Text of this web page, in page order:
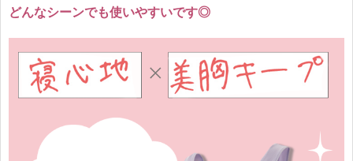
どんなシーンでも使いやすいです◎